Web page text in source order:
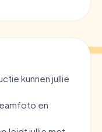
kunnen jullie
en